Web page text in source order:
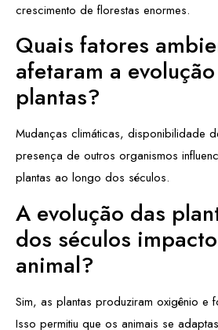
crescimento de florestas enormes.
Quais fatores
afetaram a
plantas?
Mudanças climáticas, disponibilidade
presença de outros organismos
plantas ao longo dos séculos.
A evolução das
dos séculos
animal?
Sim, as plantas produziram oxigênio e
Isso permitiu que os animais se